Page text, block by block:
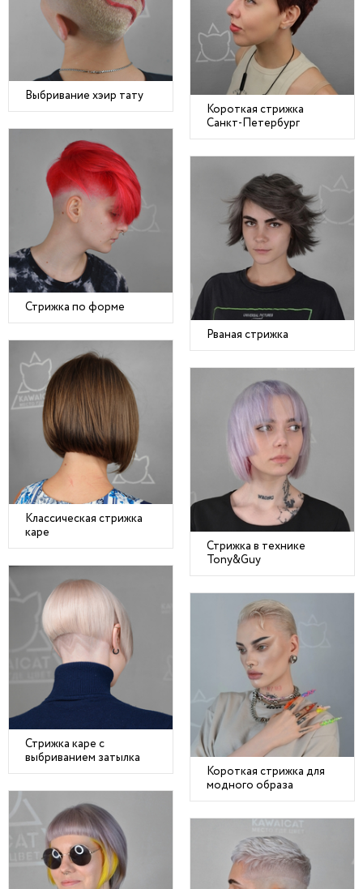
Выбривание хэир тату
Короткая стрижка
Санкт-Петербург
Стрижка по форме
Рваная стрижка
Классическая стрижка
каре
Стрижка в технике
Tony&Guy
Стрижка каре с
выбриванием затылка
Короткая стрижка для
модного образа